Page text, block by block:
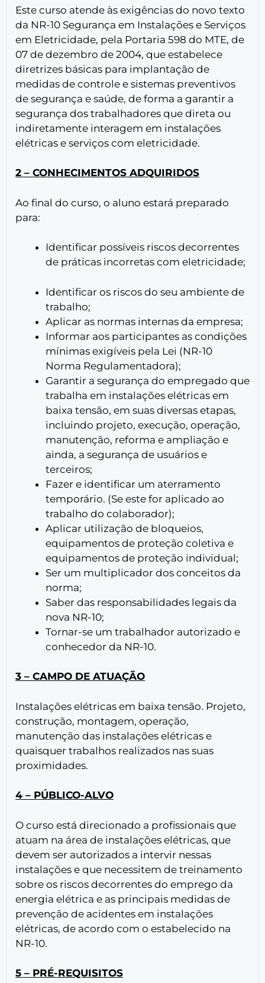
Este curso atende às exigências do novo texto
da NR-10 Segurança em Instalações e Serviços
em Eletricidade, pela Portaria 598 do MTE, de
07 de dezembro de 2004, que estabelece
diretrizes básicas para implantação de
medidas de controle e sistemas preventivos
de segurança e saúde, de forma a garantir a
segurança dos trabalhadores que direta ou
indiretamente interagem em instalações
elétricas e serviços com eletricidade.
2 – CONHECIMENTOS ADQUIRIDOS
Ao final do curso, o aluno estará preparado
para:
Identificar possíveis riscos decorrentes
de práticas incorretas com eletricidade;
Identificar os riscos do seu ambiente de
trabalho;
Aplicar as normas internas da empresa;
Informar aos participantes as condições
mínimas exigíveis pela Lei (NR-10
Norma Regulamentadora);
Garantir a segurança do empregado que
trabalha em instalações elétricas em
baixa tensão, em suas diversas etapas,
incluindo projeto, execução, operação,
manutenção, reforma e ampliação e
ainda, a segurança de usuários e
terceiros;
Fazer e identificar um aterramento
temporário. (Se este for aplicado ao
trabalho do colaborador);
Aplicar utilização de bloqueios,
equipamentos de proteção coletiva e
equipamentos de proteção individual;
Ser um multiplicador dos conceitos da
norma;
Saber das responsabilidades legais da
nova NR-10;
Tornar-se um trabalhador autorizado e
conhecedor da NR-10.
3 – CAMPO DE ATUAÇÃO
Instalações elétricas em baixa tensão. Projeto,
construção, montagem, operação,
manutenção das instalações elétricas e
quaisquer trabalhos realizados nas suas
proximidades.
4 – PÚBLICO-ALVO
O curso está direcionado a profissionais que
atuam na área de instalações elétricas, que
devem ser autorizados a intervir nessas
instalações e que necessitem de treinamento
sobre os riscos decorrentes do emprego da
energia elétrica e as principais medidas de
prevenção de acidentes em instalações
elétricas, de acordo com o estabelecido na
NR-10.
5 – PRÉ-REQUISITOS